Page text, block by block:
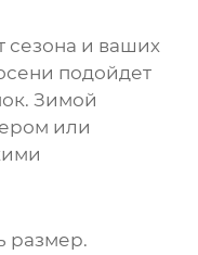
сезона и ваших
подойдет
Зимой
или
размер.